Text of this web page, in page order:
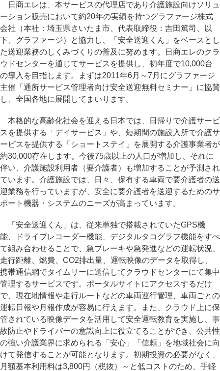
日商エレは、本サービスの代理店であり介護施設向けソリュ
ーション販売において約20年の実績を持つグラファージ株式
会社（本社：埼玉県さいたま市、代表取締役：吉田篤司、以
下、グラファージ）と協力し、「安全送迎くん」をベースとし
た送迎業務のしくみづくりの普及に努めます。日商エレのクラ
ウドセンターを通じてサービスを提供し、初年度で10,000台
の導入を目指します。まずは2011年6月～7月にグラファージ
主催「通所サービス管理者向け安全送迎無料セミナー」に協賛
し、全国各地に展開してまいります。
本格的な高齢化社会を迎える日本では、日帰りで介護サービ
スを提供する「デイサービス」や、短期間の施設入所で介護サ
ービスを提供する「ショートステイ」を展開する介護事業者が
約30,000存在します。今後75歳以上の人口が増加し、それに
伴い、介護施設利用者（要介護者）も増加することが予測され
ています。介護施設では、日々、保有する車両で要介護者の送
迎業務を行っていますが、安全に要介護者を送迎するためのサ
ポート機器・システムのニーズが高まっています。
「安全送迎くん」は、従来単独で搭載されていたGPS機
能、ドライブレコーダー機能、デジタルタコグラフ機能をすべ
て組み合わせることで、急ブレーキや急発進などの運転状況、
走行距離、燃費、CO2排出量、運転映像のデータを取得し、
携帯通信網でタイムリーに送信してクラウドセンターにて集中
管理するサービスです。ポータルサイトにアクセスするだけ
で、現在地情報や走行ルートなどの車両運行管理、車両ごとの
運転日報や月報作成が容易に行えます。また、クラウド上に保
管されている映像データを活用して安全運転教育を実施し、事
故防止やドライバーの意識向上に役立てることができ、公共性
の強い介護業界に求められる「安心」「信頼」を地域社会に向
けて発信することが可能となります。初期投資の必要がなく、
月額基本利用料は3,800円（税抜）～と低コストのため、手軽